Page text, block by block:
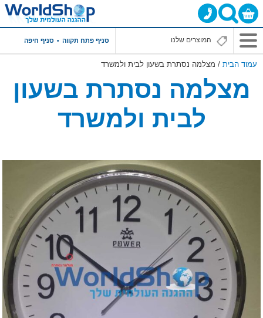
סניף פתח תקווה סניף חיפה
עמוד הבית / מצלמה נסתרת בשעון לבית ולמשרד
מצלמה נסתרת בשעון
לבית ולמשרד